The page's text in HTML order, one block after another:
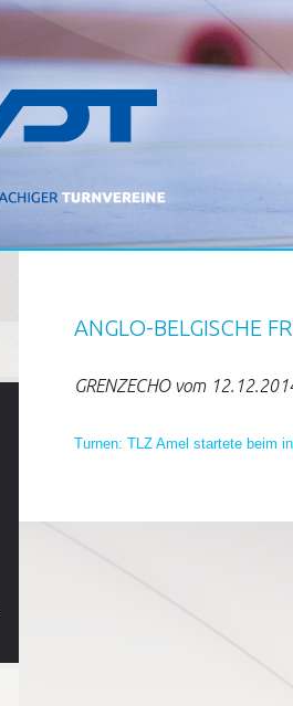
ANGLO-BELGISCHE
GRENZECHO vom
Turnen: TLZ Amel startete beim